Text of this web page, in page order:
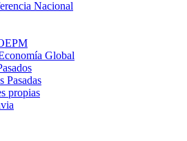
Nacional
Global
Pasadas
propias